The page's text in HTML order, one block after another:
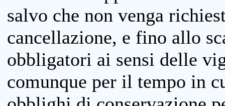
salvo che non venga
cancellazione, e fino allo
obbligatori ai sensi delle
comunque per il tempo in